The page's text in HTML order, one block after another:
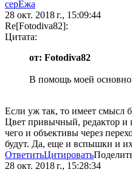
серЁжа
28 окт. 2018 г., 15:09:44
Re[Fotodiva82]:
Цитата:
от: Fotodiva82
В помощь моей
Если уж так, то имеет смысл
Цвет привычный, редактор и
чего и объективы через
будут. Да, еще и вспышки и
ОтветитьЦитировать
28 окт. 2018 г., 15:28:34